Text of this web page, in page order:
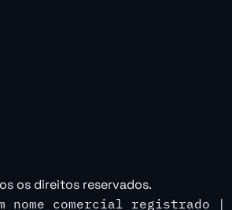
os direitos reservados.
nome comercial registrado |